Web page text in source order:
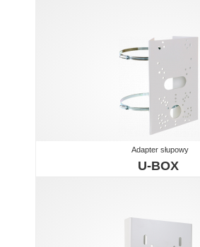
Adapter słupowy
U-BOX